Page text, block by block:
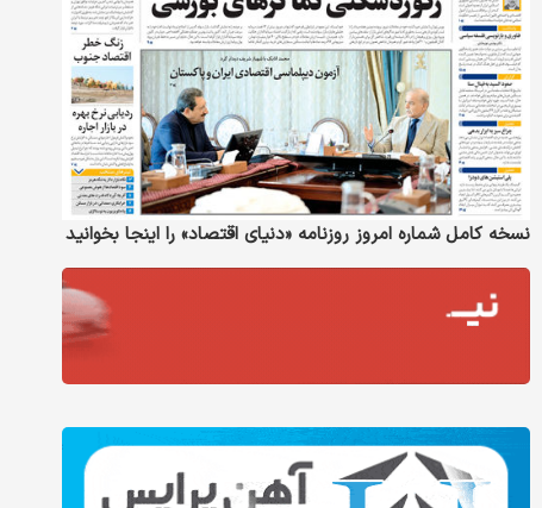
نسخه کامل شماره امروز روزنامه «دنیای‌ اقتصاد» را اینجا بخوانید